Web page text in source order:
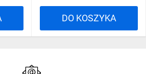
DO KOSZYKA